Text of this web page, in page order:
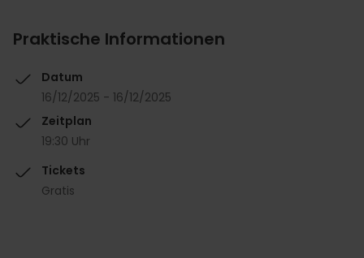
Praktische Informationen
Datum
16/12/2025 - 16/12/2025
Zeitplan
19:30 Uhr
Tickets
Gratis